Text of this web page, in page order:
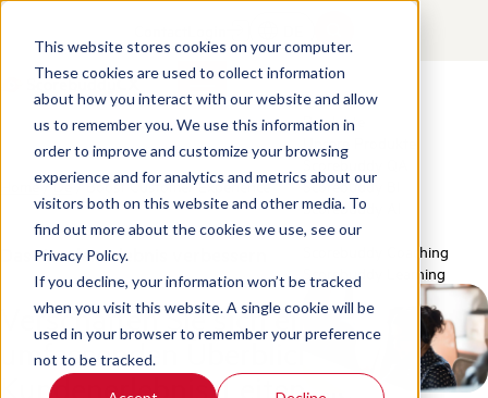
This website stores cookies on your computer.
These cookies are used to collect information
about how you interact with our website and allow
us to remember you. We use this information in
order to improve and customize your browsing
experience and for analytics and metrics about our
visitors both on this website and other media. To
find out more about the cookies we use, see our
Privacy Policy.
If you decline, your information won’t be tracked
when you visit this website. A single cookie will be
used in your browser to remember your preference
not to be tracked.
Produkte
Unsere Produkte
Scorebuddy QA
Scorebuddy BI
Scorebuddy AI
Scorebuddy Coaching
Scorebuddy Learning
Home / De / Boost Customer Experience
Das Kundenerlebnis verbessern
Verschaffen Sie sich einen
umfassenden Überblick über das
Kundenerlebnis. Leiten Sie